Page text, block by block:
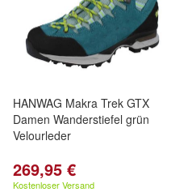
HANWAG Makra Trek GTX
Damen Wanderstiefel grün
Velourleder
269,95 €
Kostenloser Versand